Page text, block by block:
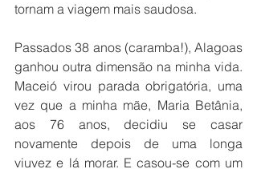
tornam a viagem mais saudosa.
Passados 38 anos (caramba!), Alagoas
ganhou outra dimensão na minha vida.
Maceió virou parada obrigatória, uma
vez que a minha mãe, Maria Betânia,
aos 76 anos, decidiu se casar
novamente depois de uma longa
viuvez e lá morar. E casou-se com um